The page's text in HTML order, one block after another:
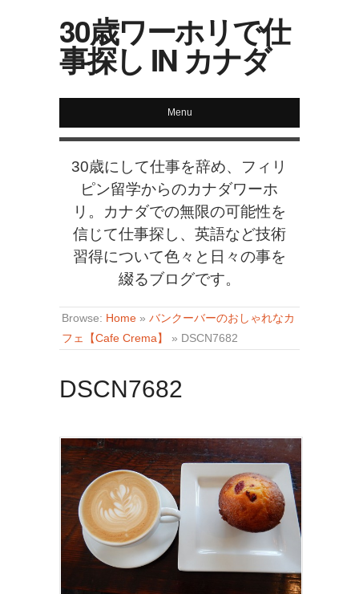
30歳ワーホリで仕
事探し IN カナダ
Menu
30歳にして仕事を辞め、フィリ
ピン留学からのカナダワーホ
リ。カナダでの無限の可能性を
信じて仕事探し、英語など技術
習得について色々と日々の事を
綴るブログです。
Browse: Home » バンクーバーのおしゃれなカ
フェ【Cafe Crema】
» DSCN7682
DSCN7682